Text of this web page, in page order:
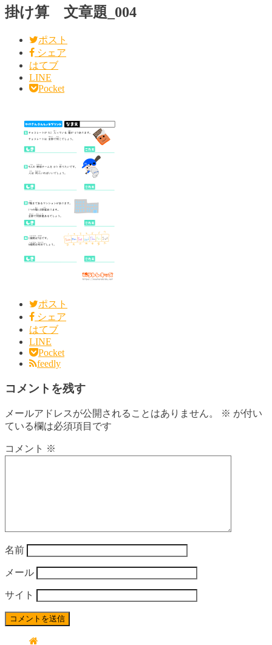
掛け算 文章題_004
ポスト
シェア
はてブ
LINE
Pocket
ポスト
シェア
はてブ
LINE
Pocket
feedly
コメントを残す
メールアドレスが公開されることはありません。 ※ が付い
ている欄は必須項目です
コメント ※
名前
メール
サイト